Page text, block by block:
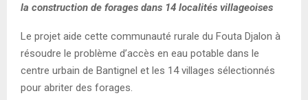
la construction de forages dans 14 localités villageoises
Le projet aide cette communauté rurale du Fouta Djalon à
résoudre le problème d’accès en eau potable dans le
centre urbain de Bantignel et les 14 villages sélectionnés
pour abriter des forages.